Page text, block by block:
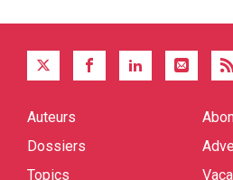
Quick
Auteurs
Dossiers
Topics